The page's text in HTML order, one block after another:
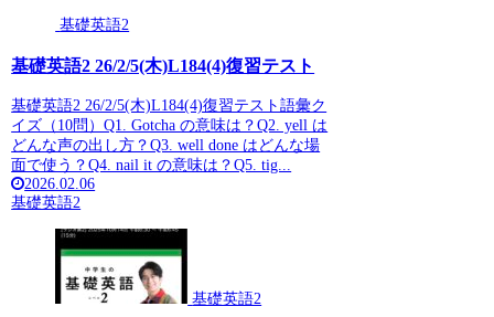
基礎英語2
基礎英語2 26/2/5(木)L184(4)復習テスト
基礎英語2 26/2/5(木)L184(4)復習テスト語彙ク
イズ（10問）Q1. Gotcha の意味は？Q2. yell は
どんな声の出し方？Q3. well done はどんな場
面で使う？Q4. nail it の意味は？Q5. tig...
2026.02.06
基礎英語2
基礎英語2